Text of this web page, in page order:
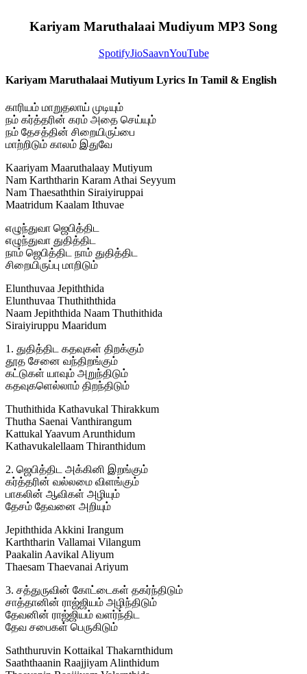
Kariyam Maruthalaai Mudiyum MP3 Song
SpotifyJioSaavnYouTube
Kariyam Maruthalaai Mutiyum Lyrics In Tamil & English
காரியம் மாறுதலாய் முடியும்
நம் கர்த்தரின் கரம் அதை செய்யும்
நம் தேசத்தின் சிறையிருப்பை
மாற்றிடும் காலம் இதுவே
Kaariyam Maaruthalaay Mutiyum
Nam Karththarin Karam Athai Seyyum
Nam Thaesaththin Siraiyiruppai
Maatridum Kaalam Ithuvae
எழுந்துவா ஜெபித்திட
எழுந்துவா துதித்திட
நாம் ஜெபித்திட நாம் துதித்திட
சிறையிருப்பு மாறிடும்
Elunthuvaa Jepiththida
Elunthuvaa Thuthiththida
Naam Jepiththida Naam Thuthithida
Siraiyiruppu Maaridum
1. துதித்திட கதவுகள் திறக்கும்
தூத சேனை வந்திறங்கும்
கட்டுகள் யாவும் அறுந்திடும்
கதவுகளெல்லாம் திறந்திடும்
Thuthithida Kathavukal Thirakkum
Thutha Saenai Vanthirangum
Kattukal Yaavum Arunthidum
Kathavukalellaam Thiranthidum
2. ஜெபித்திட அக்கினி இறங்கும்
கர்த்தரின் வல்லமை விளங்கும்
பாகலின் ஆவிகள் அழியும்
தேசம் தேவனை அறியும்
Jepiththida Akkini Irangum
Karththarin Vallamai Vilangum
Paakalin Aavikal Aliyum
Thaesam Thaevanai Ariyum
3. சத்துருவின் கோட்டைகள் தகர்ந்திடும்
சாத்தானின் ராஜ்ஜியம் அழிந்திடும்
தேவனின் ராஜ்ஜியம் வளர்ந்திட
தேவ சபைகள் பெருகிடும்
Saththuruvin Kottaikal Thakarnthidum
Saaththaanin Raajjiyam Alinthidum